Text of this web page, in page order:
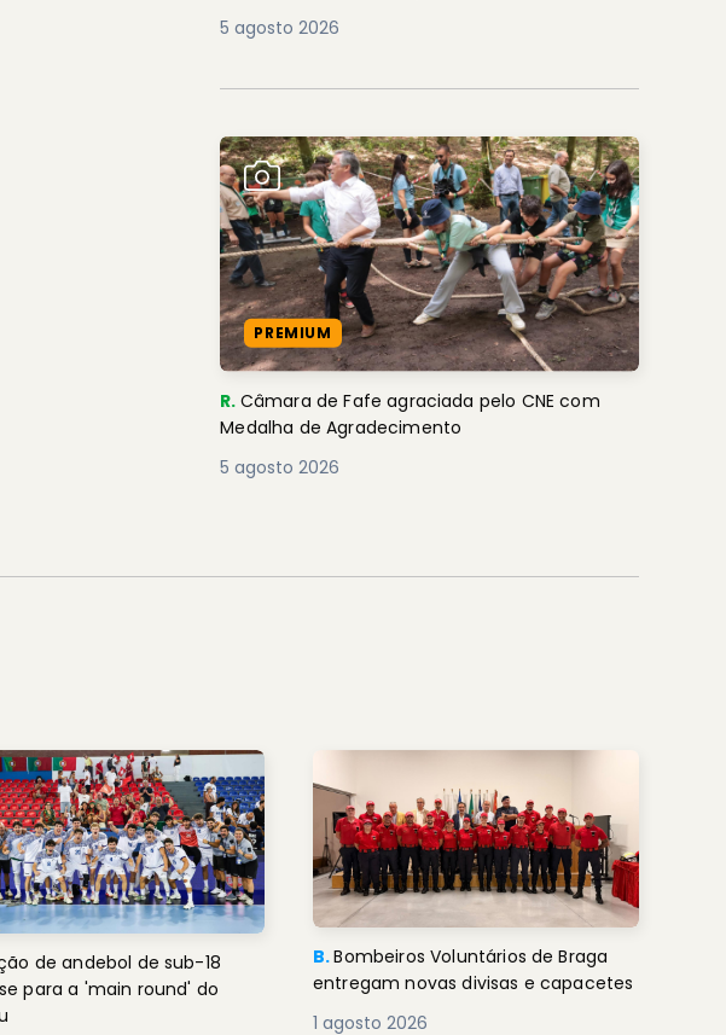
5 agosto 2026
PREMIUM
R. Câmara de Fafe agraciada pelo CNE com
Medalha de Agradecimento
5 agosto 2026
de andebol de sub-18
para a 'main round' do
B.Bombeiros Voluntários de Braga
entregam novas divisas e capacetes
1 agosto 2026